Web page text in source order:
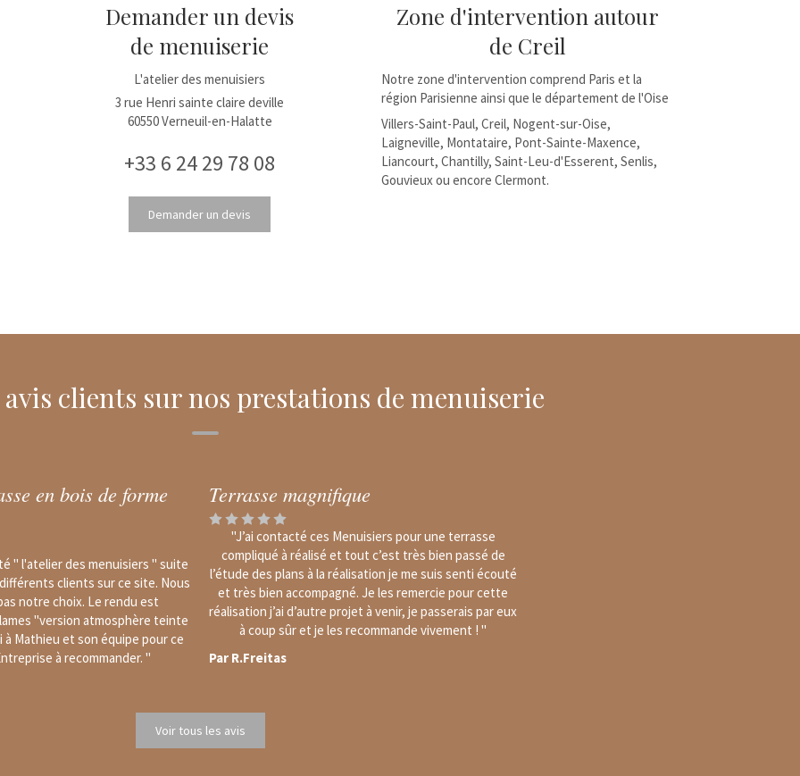
Demander un devis
de menuiserie
L'atelier des menuisiers
3 rue Henri sainte claire deville
60550Verneuil-en-Halatte
+33 6 24 29 78 08
Demander un devis
Zone d'intervention autour
de Creil
Notre zone d'intervention comprend Paris et la
région Parisienne ainsi que le département de l'Oise
Villers-Saint-Paul, Creil, Nogent-sur-Oise,
Laigneville, Montataire, Pont-Sainte-Maxence,
Liancourt, Chantilly, Saint-Leu-d'Esserent, Senlis,
Gouvieux ou encore Clermont.
clients sur nos prestations de menuiserie
en bois de forme
" l'atelier des menuisiers " suite
clients sur ce site. Nous
notre choix. Le rendu est
"version atmosphère teinte
à Mathieu et son équipe pour ce
à recommander. "
Terrasse magnifique
"J’ai contacté ces Menuisiers pour une terrasse
compliqué à réalisé et tout c’est très bien passé de
l’étude des plans à la réalisation je me suis senti écouté
et très bien accompagné. Je les remercie pour cette
réalisation j’ai d’autre projet à venir, je passerais par eux
à coup sûr et je les recommande vivement ! "
Par R.Freitas
Voir tous les avis